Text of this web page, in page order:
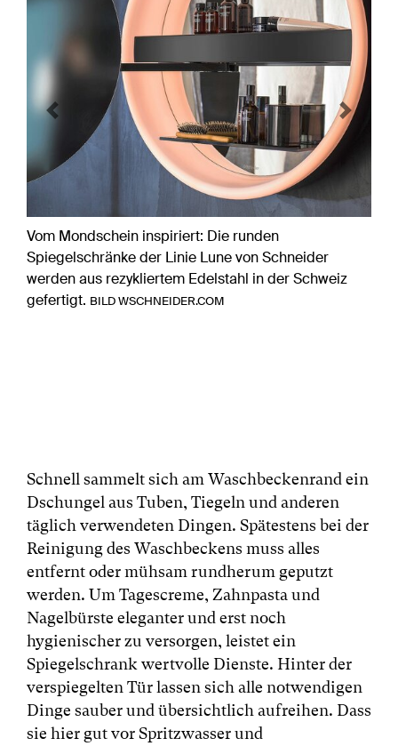
Vom Mondschein inspiriert: Die runden
Spiegelschränke der Linie Lune von Schneider
werden aus rezykliertem Edelstahl in der Schweiz
gefertigt. BILD WSCHNEIDER.COM
Previous Next
Schnell sammelt sich am Waschbeckenrand ein
Dschungel aus Tuben, Tiegeln und anderen
täglich verwendeten Dingen. Spätestens bei der
Reinigung des Waschbeckens muss alles
entfernt oder mühsam rundherum geputzt
werden. Um Tagescreme, Zahnpasta und
Nagelbürste eleganter und erst noch
hygienischer zu versorgen, leistet ein
Spiegelschrank wertvolle Dienste. Hinter der
verspiegelten Tür lassen sich alle notwendigen
Dinge sauber und übersichtlich aufreihen. Dass
sie hier gut vor Spritzwasser und